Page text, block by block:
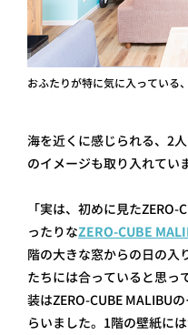
おふたりが特に気に入っている
海を近くに感じられる、2
のイメージも取り入れてい
「実は、初めに見た
ったりなZERO-CUBE
階の大きな窓からの日の入
たちには合っていると思っ
装はZERO-CUBE MALIBU
らいました。1階の壁紙に